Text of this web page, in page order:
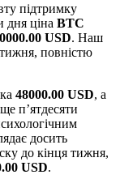
підтримку
дня ціна BTC
USD. Наш
повністю
48000.00 USD, а
п’ятдесяти
досить
до кінця тижня,
USD.